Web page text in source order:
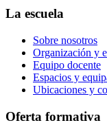
La escuela
Sobre nosotros
Organización y
Equipo docente
Espacios y
Ubicaciones y
Oferta formativa